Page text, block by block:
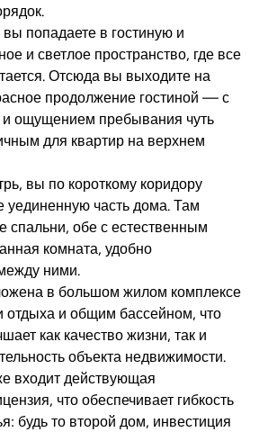
попадаете в гостиную и
и светлое пространство, где все
Отсюда вы выходите на
продолжение гостиной — с
ощущением пребывания чуть
для квартир на верхнем
вы по короткому коридору
уединенную часть дома. Там
спальни, обе с естественным
комната, удобно
ними.
в большом жилом комплексе
и общим бассейном, что
как качество жизни, так и
объекта недвижимости.
входит действующая
что обеспечивает гибкость
будь то второй дом, инвестиция